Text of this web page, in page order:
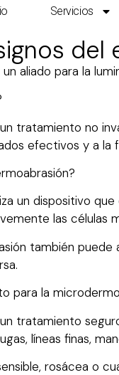
Servicios
aliado para la
tratamiento no
efectivos y a
un dispositivo
las
también
para la
tratamiento
líneas finas,
rosácea o